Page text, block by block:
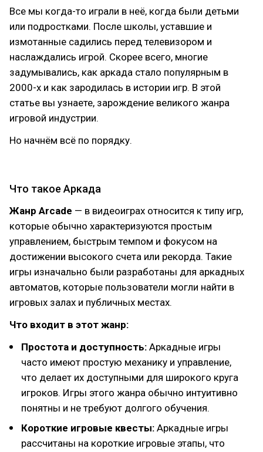
Все мы когда-то играли в неё, когда были детьми
или подростками. После школы, уставшие и
измотанные садились перед телевизором и
наслаждались игрой. Скорее всего, многие
задумывались, как аркада стало популярным в
2000-х и как зародилась в истории игр. В этой
статье вы узнаете, зарождение великого жанра
игровой индустрии.
Но начнём всё по порядку.
Что такое Аркада
Жанр Arcade — в видеоиграх относится к типу игр,
которые обычно характеризуются простым
управлением, быстрым темпом и фокусом на
достижении высокого счета или рекорда. Такие
игры изначально были разработаны для аркадных
автоматов, которые пользователи могли найти в
игровых залах и публичных местах.
Что входит в этот жанр:
Простота и доступность: Аркадные игры
часто имеют простую механику и управление,
что делает их доступными для широкого круга
игроков. Игры этого жанра обычно интуитивно
понятны и не требуют долгого обучения.
Короткие игровые квесты: Аркадные игры
рассчитаны на короткие игровые этапы, что